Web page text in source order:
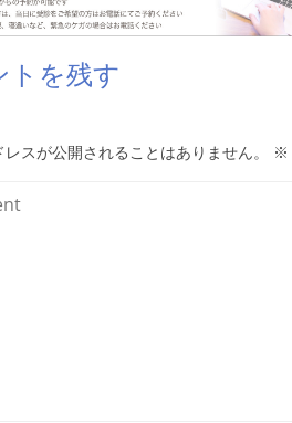
トを残す
レスが公開されることはありません。 ※